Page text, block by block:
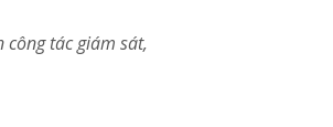
tác giám sát,